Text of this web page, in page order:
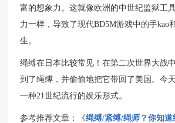
富的想象力。这就像欧洲的中世纪监狱工
力一样，导致了现代BD5M游戏中的手kao
生。
绳缚在日本比较常见！在第二次世界大战
到了绳缚，并偷偷地把它带回了美国。今
一种21世纪流行的娱乐形式。
参考推荐文章：《绳缚/紧缚/绳师？你知